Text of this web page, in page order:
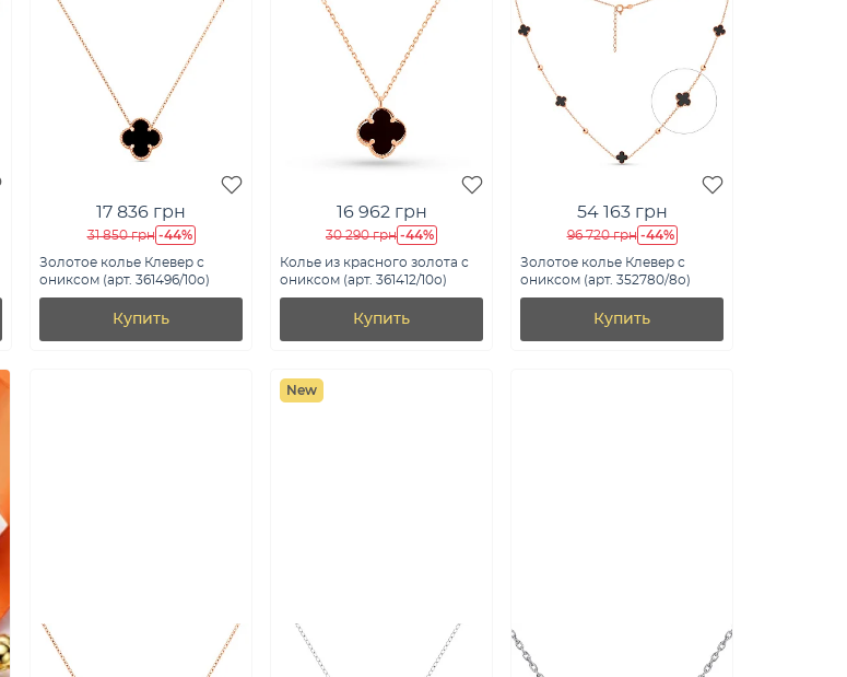
17 836 грн
31 850 грн -44%
Золотое колье Клевер с
ониксом (арт. 361496/10о)
Купить
16 962 грн
30 290 грн -44%
Колье из красного золота с
ониксом (арт. 361412/10о)
Купить
54 163 грн
96 720 грн -44%
Золотое колье Клевер с
ониксом (арт. 352780/8о)
Купить
New